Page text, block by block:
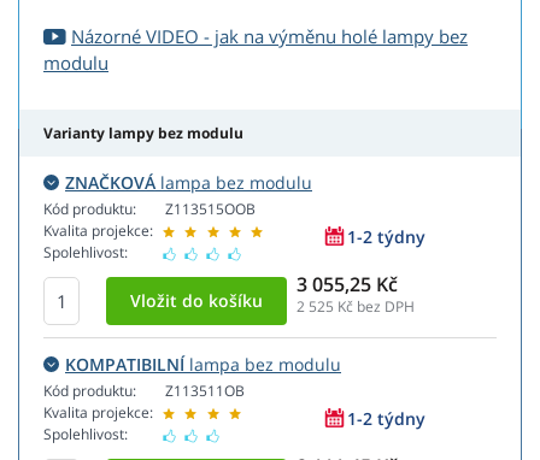
Názorné VIDEO - jak na výměnu holé lampy bez
modulu
Varianty lampy bez modulu
ZNAČKOVÁ lampa bez modulu
Kód produktu:
Kvalita projekce:
Spolehlivost:
Z113515OOB
1-2 týdny
3 055,25 Kč
2 525 Kč bez DPH
KOMPATIBILNÍlampa bez modulu
Kód produktu:
Kvalita projekce:
Spolehlivost:
Z113511OB
1-2 týdny